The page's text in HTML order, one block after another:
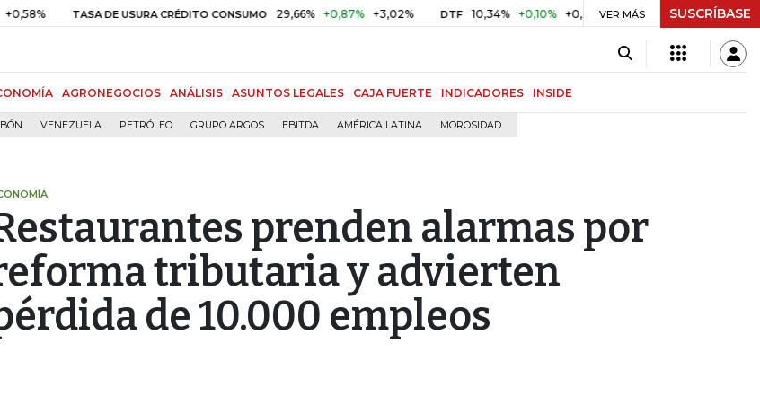
TASA DE USURA CRÉDITO CONSUMO 29,66% +0,87% +3,02% DTF 10,34% +0,10% +0,98% UVR $ 416,86 +$ 0,05 +0,01%
VER MÁS SUSCRÍBASE
AGRONEGOCIOS ANÁLISIS ASUNTOS LEGALES CAJA FUERTE INDICADORES INSIDE
VENEZUELA PETRÓLEO GRUPO ARGOS EBITDA AMÉRICA LATINA MOROSIDAD
prenden alarmas por
tributaria y advierten
de 10.000 empleos